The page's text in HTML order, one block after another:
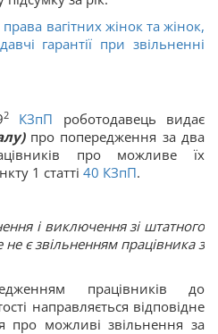
права вагітних жінок та жінок,
гарантії при звільненні
2 КЗпП роботодавець видає
про попередження за два
про можливе їх
1 статті 40 КЗпП.
і виключення зі штатного
є звільненням працівника з
працівників до
направляється відповідне
про можливі звільнення за